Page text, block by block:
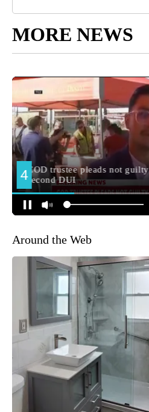
MORE NEWS
Around the Web